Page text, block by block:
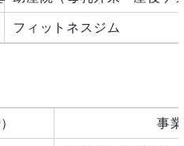
フィットネスジム
事